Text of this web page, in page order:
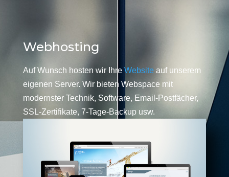
Webhosting
Auf Wunsch hosten wir Ihre Website auf unserem
eigenen Server. Wir bieten Webspace mit
modernster Technik, Software, Email-Postfächer,
SSL-Zertifikate, 7-Tage-Backup usw.